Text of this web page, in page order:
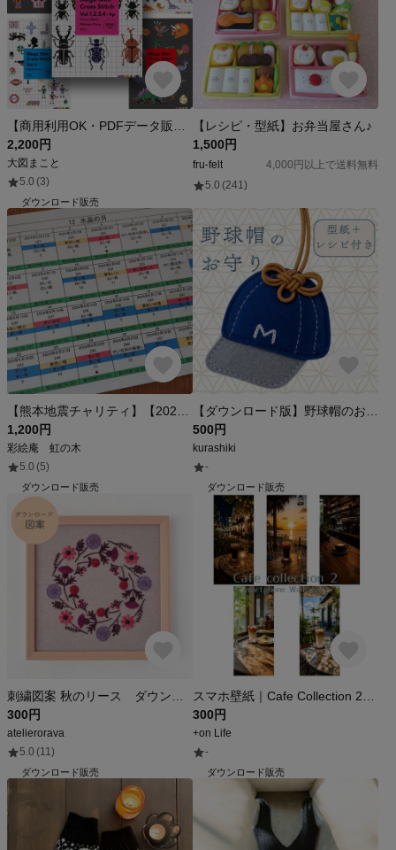
2,200円
大図まこと
5.0 (3)
ダウンロード販売
【レシピ・型紙】お弁当屋さん♪
1,500円
fru-felt
4,000円以上で送料無料
5.0 (241)
1,200円
彩絵庵 虹の木
5.0 (5)
ダウンロード販売
500円
kurashiki
-
ダウンロード販売
300円
atelierorava
5.0 (11)
ダウンロード販売
300円
+on Life
-
ダウンロード販売